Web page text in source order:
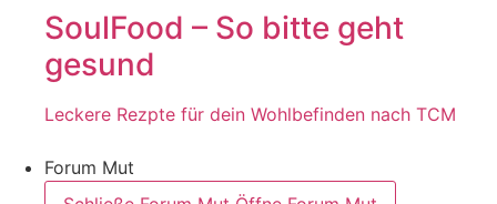
SoulFood – So bitte geht
gesund
Leckere Rezpte für dein Wohlbefinden nach TCM
Forum Mut